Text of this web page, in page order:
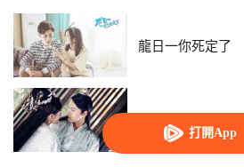
打開App
龍日一你死定了